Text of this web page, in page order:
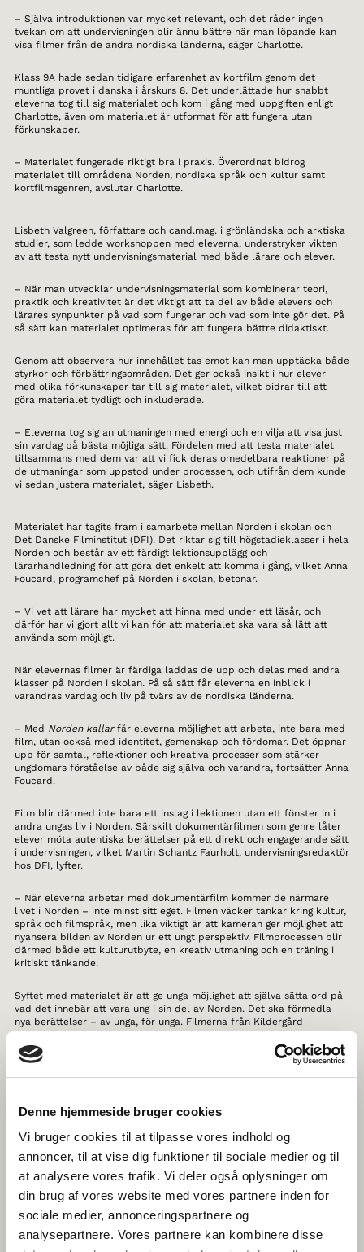
Denne hjemmeside bruger cookies
Vi bruger cookies til at tilpasse vores indhold og
annoncer, til at vise dig funktioner til sociale medier og til
at analysere vores trafik. Vi deler også oplysninger om
din brug af vores website med vores partnere inden for
sociale medier, annonceringspartnere og
analysepartnere. Vores partnere kan kombinere disse
– Själva introduktionen var mycket relevant, och det råder ingen
tvekan om att undervisningen blir ännu bättre när man löpande kan
visa filmer från de andra nordiska länderna, säger Charlotte.
Klass 9A hade sedan tidigare erfarenhet av kortfilm genom det
muntliga provet i danska i årskurs 8. Det underlättade hur snabbt
eleverna tog till sig materialet och kom i gång med uppgiften enligt
Charlotte, även om materialet är utformat för att fungera utan
förkunskaper.
– Materialet fungerade riktigt bra i praxis. Överordnat bidrog
materialet till områdena Norden, nordiska språk och kultur samt
kortfilmsgenren, avslutar Charlotte.
Lisbeth Valgreen, författare och cand.mag. i grönländska och arktiska
studier, som ledde workshoppen med eleverna, understryker vikten
av att testa nytt undervisningsmaterial med både lärare och elever.
– När man utvecklar undervisningsmaterial som kombinerar teori,
praktik och kreativitet är det viktigt att ta del av både elevers och
lärares synpunkter på vad som fungerar och vad som inte gör det. På
så sätt kan materialet optimeras för att fungera bättre didaktiskt.
Genom att observera hur innehållet tas emot kan man upptäcka både
styrkor och förbättringsområden. Det ger också insikt i hur elever
med olika förkunskaper tar till sig materialet, vilket bidrar till att
göra materialet tydligt och inkluderade.
– Eleverna tog sig an utmaningen med energi och en vilja att visa just
sin vardag på bästa möjliga sätt. Fördelen med att testa materialet
tillsammans med dem var att vi fick deras omedelbara reaktioner på
de utmaningar som uppstod under processen, och utifrån dem kunde
vi sedan justera materialet, säger Lisbeth.
Materialet har tagits fram i samarbete mellan Norden i skolan och
Det Danske Filminstitut (DFI). Det riktar sig till högstadieklasser i hela
Norden och består av ett färdigt lektionsupplägg och
lärarhandledning för att göra det enkelt att komma i gång, vilket Anna
Foucard, programchef på Norden i skolan, betonar.
– Vi vet att lärare har mycket att hinna med under ett läsår, och
därför har vi gjort allt vi kan för att materialet ska vara så lätt att
använda som möjligt.
När elevernas filmer är färdiga laddas de upp och delas med andra
klasser på Norden i skolan. På så sätt får eleverna en inblick i
varandras vardag och liv på tvärs av de nordiska länderna.
– Med Norden kallarfår eleverna möjlighet att arbeta, inte bara med
film, utan också med identitet, gemenskap och fördomar. Det öppnar
upp för samtal, reflektioner och kreativa processer som stärker
ungdomars förståelse av både sig själva och varandra, fortsätter Anna
Foucard.
Film blir därmed inte bara ett inslag i lektionen utan ett fönster in i
andra ungas liv i Norden. Särskilt dokumentärfilmen som genre låter
elever möta autentiska berättelser på ett direkt och engagerande sätt
i undervisningen, vilket Martin Schantz Faurholt, undervisningsredaktör
hos DFI, lyfter.
– När eleverna arbetar med dokumentärfilm kommer de närmare
livet i Norden – inte minst sitt eget. Filmen väcker tankar kring kultur,
språk och filmspråk, men lika viktigt är att kameran ger möjlighet att
nyansera bilden av Norden ur ett ungt perspektiv. Filmprocessen blir
därmed både ett kulturutbyte, en kreativ utmaning och en träning i
kritiskt tänkande.
Syftet med materialet är att ge unga möjlighet att själva sätta ord på
vad det innebär att vara ung i sin del av Norden. Det ska förmedla
nya berättelser – av unga, för unga. Filmerna från Kildergård
privatskola visar hur syftet kan omsättas i praktiken, enligt Sara Prahl
Larsen, projektledare för Norden på film på Det Danske Filminstitut.
– Eleverna på Kildegård privatskole var verkligen duktiga på att
film om prestationspressen i skolan, medan en annan satte ord på
vad det egentligen innebär att ha tid för sig själv, säger hon.
Eleverna skildrar sin egen vardag och närmiljö, samtidigt som de
bjuder in till reflektion över hur deras liv liknar eller skiljer sig åt från
andra unga i Norden.
– Jag tror att det kan vara både roligt och lärorikt för eleverna att
upptäcka om det är samma saker som upptar andra unga i Norden –
eller om unga i, till exempel Östgrönland, går och grubblar över något
helt annat. Genom att få syn på både skillnader och likheter kommer